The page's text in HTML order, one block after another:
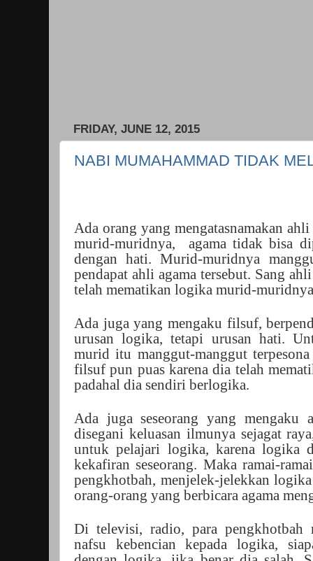
FRIDAY, JUNE 12, 2015
NABI MUMAHAMMAD TIDAK
Ada orang yang mengatasnamakan
murid-muridnya,
agama tidak bisa
dengan hati. Murid-muridnya
pendapat ahli agama tersebut. Sang
telah mematikan logika murid-
Ada juga yang mengaku filsuf,
urusan logika, tetapi urusan hati.
murid itu manggut-manggut
filsuf pun puas karena dia telah
padahal dia sendiri berlogika.
Ada juga seseorang yang mengaku
disegani keluasan ilmunya sejagat
untuk pelajari logika, karena logika
kekafiran seseorang. Maka ramai-
pengkhotbah, menjelek-jelekkan
orang-orang yang berbicara agama
Di televisi, radio, para pengkhotbah
nafsu kebencian kepada logika,